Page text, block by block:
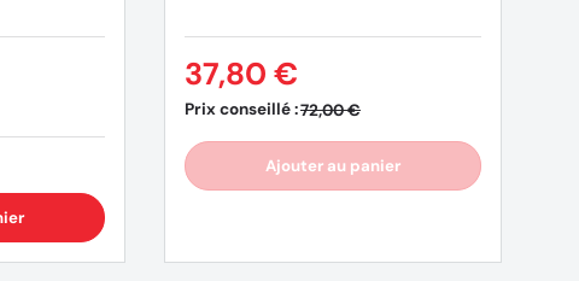
Prix conseillé :72,00 €
37,80 €
Ajouter au panier